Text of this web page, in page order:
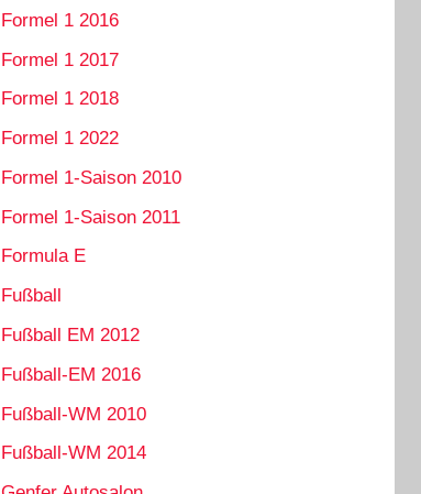
Formel 1 2016
Formel 1 2017
Formel 1 2018
Formel 1 2022
Formel 1-Saison 2010
Formel 1-Saison 2011
Formula E
Fußball
Fußball EM 2012
Fußball-EM 2016
Fußball-WM 2010
Fußball-WM 2014